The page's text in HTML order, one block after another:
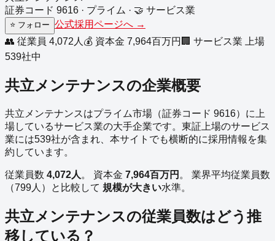
証券コード 9616 · プライム · 🤝 サービス業
⭐ フォロー 公式採用ページへ →
👥 従業員 4,072 人 💰 資本金 7,964百万円 🏢 サービス業 上場
539社中
共立メンテナンスの企業概要
共立メンテナンスはプライム市場（証券コード 9616）に上
場しているサービス業の大手企業です。 東証上場のサービス
業には539社が含まれ、本サイトでも横断的に採用情報を集
約しています。
従業員数 4,072人 。 資本金 7,964百万円 。
業界平均従業員数
（799人）と比較して 規模が大きい水準。
共立メンテナンスの従業員数はどう推
移している？